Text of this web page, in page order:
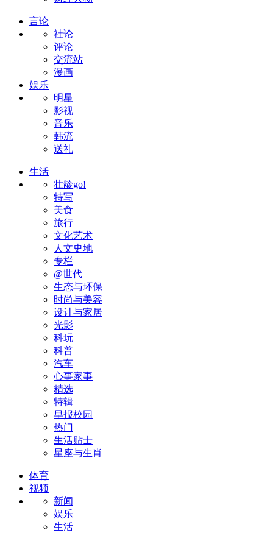
言论
社论
评论
交流站
漫画
娱乐
明星
影视
音乐
韩流
送礼
生活
壮龄go!
特写
美食
旅行
文化艺术
人文史地
专栏
@世代
生态与环保
时尚与美容
设计与家居
光影
科玩
科普
汽车
心事家事
精选
特辑
早报校园
热门
生活贴士
星座与生肖
体育
视频
新闻
娱乐
生活